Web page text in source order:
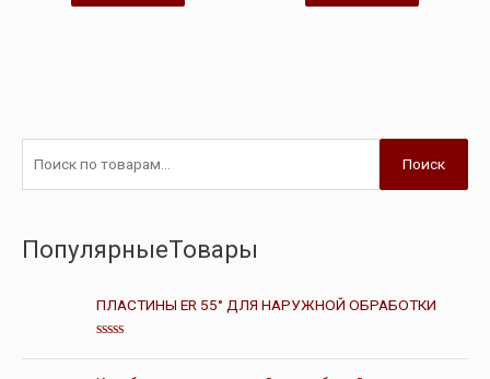
Поиск
ПопулярныеТовары
ПЛАСТИНЫ ER 55° ДЛЯ НАРУЖНОЙ ОБРАБОТКИ
ц